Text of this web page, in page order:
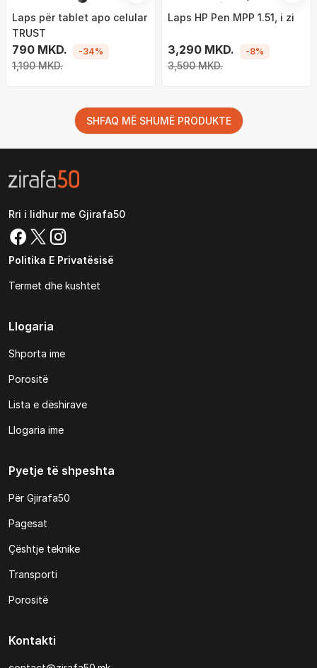
Laps për tablet apo celular
TRUST
790 MKD.
1,190 MKD.
-34%
Laps HP Pen MPP 1.51, i zi
3,290 MKD.
3,590 MKD.
-8%
SHFAQ MË SHUMË PRODUKTE
Rri i lidhur me Gjirafa50
Politika E Privatësisë
Termet dhe kushtet
Llogaria
Shporta ime
Porositë
Lista e dëshirave
Llogaria ime
Pyetje të shpeshta
Për Gjirafa50
Pagesat
Çështje teknike
Transporti
Porositë
Kontakti